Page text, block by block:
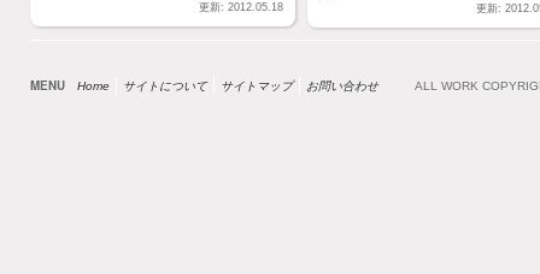
更新:
更新: 2012.05.18
MENU Home サイトについて サイトマップ お問い合わせ ALL WORK